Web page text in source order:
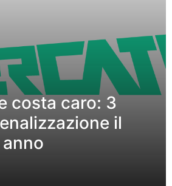
costa caro: 3
il